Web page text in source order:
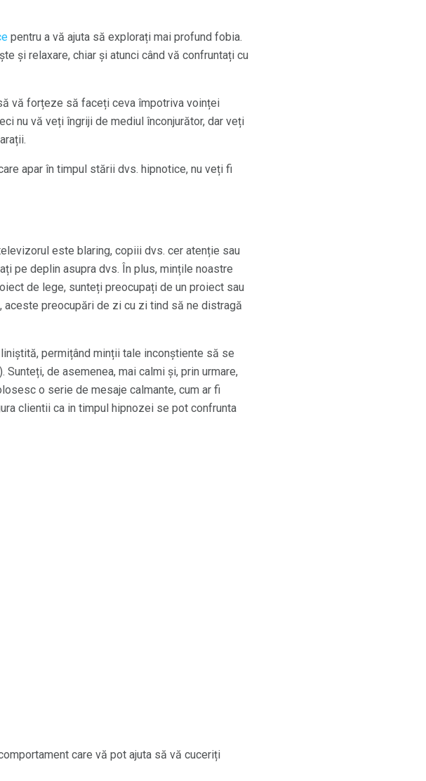
pentru a vă ajuta să explorați mai profund fobia.
și relaxare, chiar și atunci când vă confruntați cu
vă forțeze să faceți ceva împotriva voinței
nu vă veți îngriji de mediul înconjurător, dar veți
apar în timpul stării dvs. hipnotice, nu veți fi
este blaring, copiii dvs. cer atenție sau
pe deplin asupra dvs. În plus, mințile noastre
de lege, sunteți preocupați de un proiect sau
aceste preocupări de zi cu zi tind să ne distragă
permițând minții tale inconștiente să se
de asemenea, mai calmi și, prin urmare,
o serie de mesaje calmante, cum ar fi
clientii ca in timpul hipnozei se pot confrunta
care vă pot ajuta să vă cuceriți